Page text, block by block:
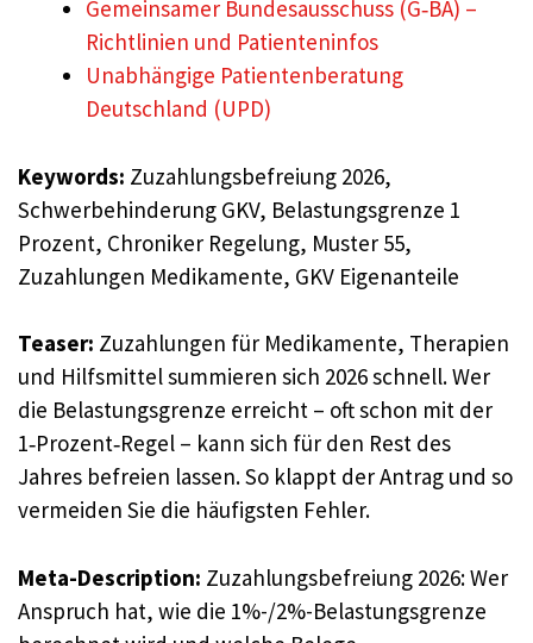
Gemeinsamer Bundesausschuss (G‑BA) –
Richtlinien und Patienteninfos
Unabhängige Patientenberatung
Deutschland (UPD)
Keywords: Zuzahlungsbefreiung 2026,
Schwerbehinderung GKV, Belastungsgrenze 1
Prozent, Chroniker Regelung, Muster 55,
Zuzahlungen Medikamente, GKV Eigenanteile
Teaser: Zuzahlungen für Medikamente, Therapien
und Hilfsmittel summieren sich 2026 schnell. Wer
die Belastungsgrenze erreicht – oft schon mit der
1‑Prozent‑Regel – kann sich für den Rest des
Jahres befreien lassen. So klappt der Antrag und so
vermeiden Sie die häufigsten Fehler.
Meta-Description: Zuzahlungsbefreiung 2026: Wer
Anspruch hat, wie die 1%-/2%-Belastungsgrenze